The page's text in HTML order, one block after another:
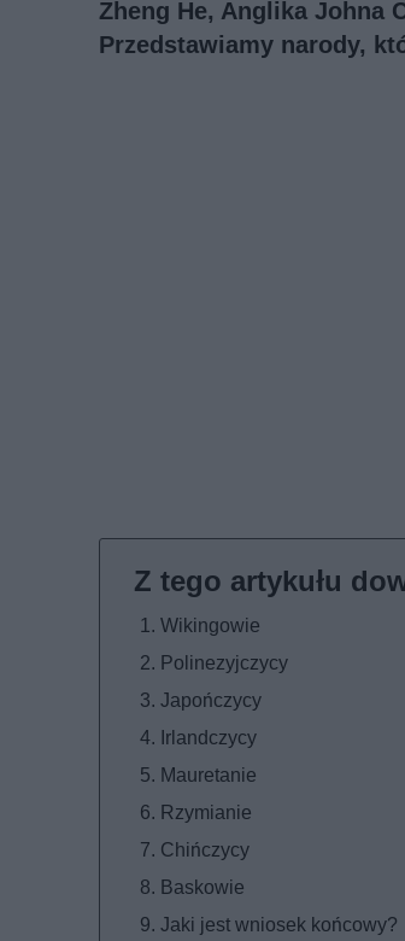
Zheng He, Anglika Johna
Przedstawiamy narody,
Wikingowie
Polinezyjczycy
Japończycy
Irlandczycy
Mauretanie
Rzymianie
Chińczycy
Baskowie
Jaki jest wniosek końcowy?